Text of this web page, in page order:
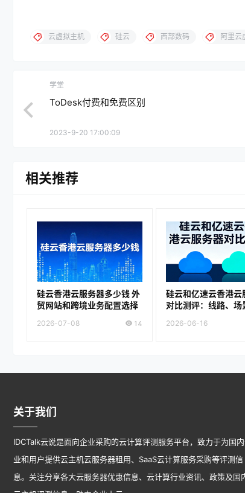
云虚拟主机 硅云 西部数码 阿里云
学堂
ToDesk付费和免费区别
2023-9-20 17:00:09
相关推荐
硅云香港云服务器多少钱 外
贸网站和跨境业务配置选择
2026-07-08 14
硅云和亿速云香港云
对比测评：线路、场
2026-06-16
关于我们
IDCTalk云说是面向企业采购的云计算评测服务平台，致力于为国
业和用户提供云主机云服务器租用、SaaS云计算服务采购等评测信
息。关注分享各大云服务器优惠信息、云计算行业资讯、政策及国